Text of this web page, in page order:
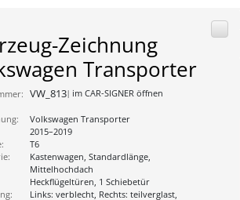
Zeichnung
Transporter
VW_813 im CAR-SIGNER öffnen
Volkswagen Transporter
2015–2019
T6
Kastenwagen, Standardlänge,
Mittelhochdach
Heckflügeltüren, 1 Schiebetür
Links: verblecht, Rechts: teilverglast,